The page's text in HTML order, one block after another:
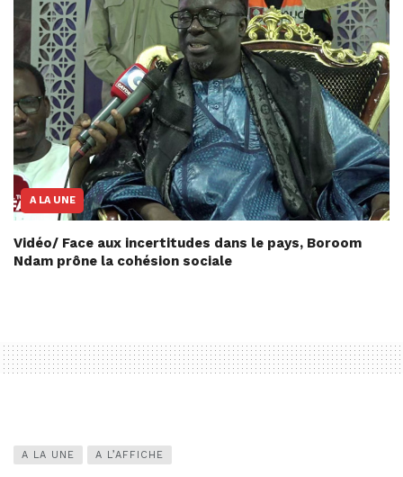
A LA UNE
Vidéo/ Face aux incertitudes dans le pays, Boroom
Ndam prône la cohésion sociale
A LA UNE A L’AFFICHE